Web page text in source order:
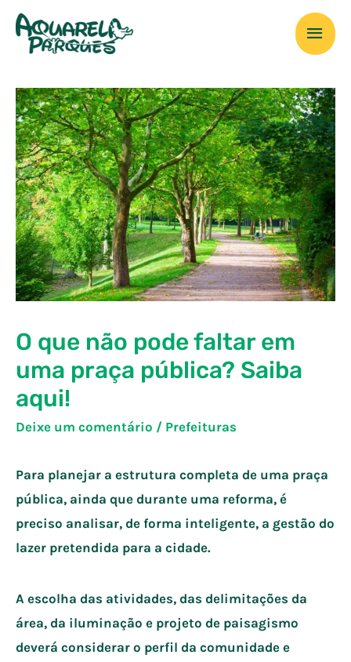
para
conteúdo
O que não pode faltar em
uma praça pública? Saiba
aqui!
Deixe um comentário / Prefeituras
Para planejar a estrutura completa de uma praça
pública, ainda que durante uma reforma, é
preciso analisar, de forma inteligente, a gestão do
lazer pretendida para a cidade.
A escolha das atividades, das delimitações da
área, da iluminação e projeto de paisagismo
deverá considerar o perfil da comunidade e